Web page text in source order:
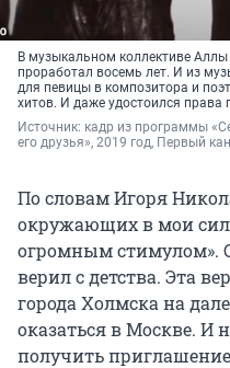
В музыкальном коллективе
проработал восемь лет. И из
для певицы в композитора и
хитов. И даже удостоился права
Источник: кадр из программы
его друзья», 2019 год, Первый
По словам Игоря
окружающих в мои
огромным стимулом».
верил с детства. Эта
города Холмска на
оказаться в Москве. И
получить